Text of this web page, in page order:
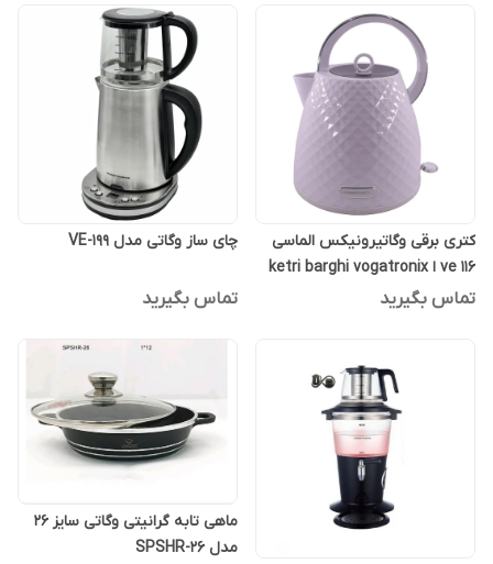
کتری برقی وگاتیرونیکس الماسی
ve 116 ا ketri barghi vogatronix
almasive 116
تماس بگیرید
چای ساز وگاتی مدل VE-199
تماس بگیرید
ماهی تابه گرانیتی وگاتی سایز 26
مدل SPSHR-26